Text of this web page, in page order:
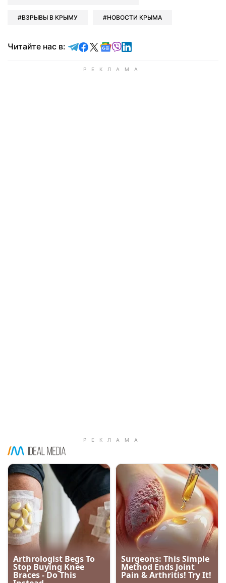
ВЗРЫВЫ В КРЫМУ НОВОСТИ КРЫМА
Читайте нас в: Читайте в Telegram
Читайте в Facebook
Читайте в X
Читайте в Google news
Читайте в Viber
Читайте в LinkedIn